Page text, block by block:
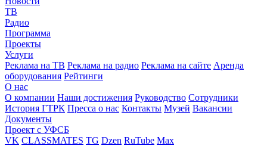
ТВ
Радио
Программа
Проекты
Услуги
Реклама на ТВ Реклама на радио Реклама на сайте Аренда
оборудования Рейтинги
О нас
О компании Наши достижения Руководство Сотрудники
История ГТРК Пресса о нас Контакты Музей Вакансии
Документы
Проект с УФСБ
VK CLASSMATES TG Dzen RuTube Max